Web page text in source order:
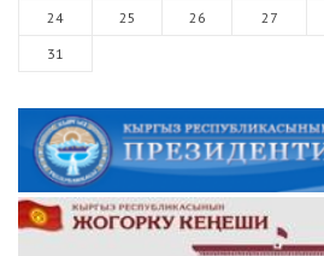
24
25 26 27
31